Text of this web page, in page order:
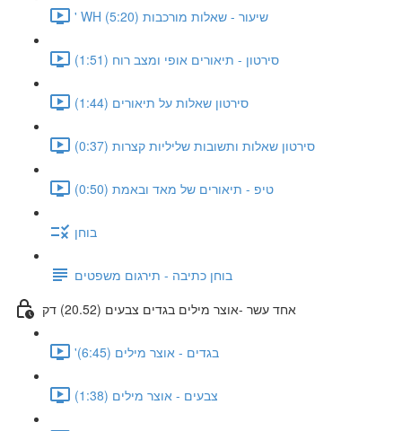
' WH שיעור - שאלות מורכבות (5:20)
סירטון - תיאורים אופי ומצב רוח (1:51)
סירטון שאלות על תיאורים (1:44)
סירטון שאלות ותשובות שליליות קצרות (0:37)
טיפ - תיאורים של מאד ובאמת (0:50)
בוחן
בוחן כתיבה - תירגום משפטים
אחד עשר -אוצר מילים בגדים צבעים (20.52) דק
'בגדים - אוצר מילים (6:45)
צבעים - אוצר מילים (1:38)